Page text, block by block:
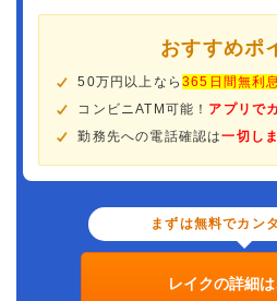
おすすめポ
50万円以上なら365日間無利息
コンビニATM可能！ アプリで
勤務先への電話確認は一切し
まずは無料でカン
レイクの詳細